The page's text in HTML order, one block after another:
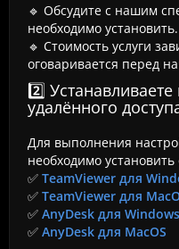
🔹 Обсудите с нашим
необходимо установить.
🔹 Стоимость услуги
оговаривается перед
2️⃣
удалённого
Для выполнения
необходимо
✅ TeamViewer для
✅ TeamViewer для
✅ AnyDesk для Windows
✅ AnyDesk для MacOS